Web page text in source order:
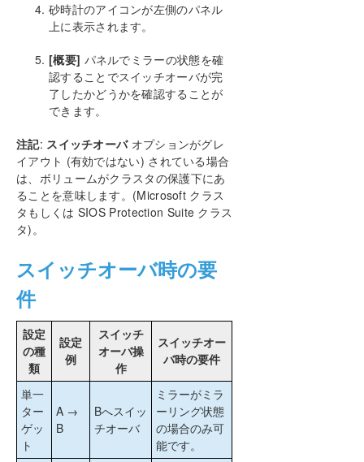
DKCE サポートマトリックス
プロダクトライフサイクル
砂時計のアイコンが左側のパネル
上に表示されます。
[概要] パネルでミラーの状態を確
認することでスイッチオーバが完
了したかどうかを確認することが
できます。
注記: スイッチオーバオプションがグレ
イアウト (有効ではない) されている場合
は、ボリュームがクラスタの保護下にあ
ることを意味します。(Microsoft クラス
タもしくは SIOS Protection Suite クラス
タ)。
スイッチオーバ時の要
件
設定
の種
類
設定
例
スイッチ
オーバ操
作
スイッチオー
バ時の要件
単一
ター
ゲッ
ト
A →
B
Bへスイッ
チオーバ
ミラーがミラ
ーリング状態
の場合のみ可
能です。